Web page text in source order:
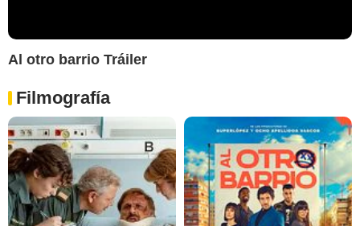
Al otro barrio Tráiler
Filmografía